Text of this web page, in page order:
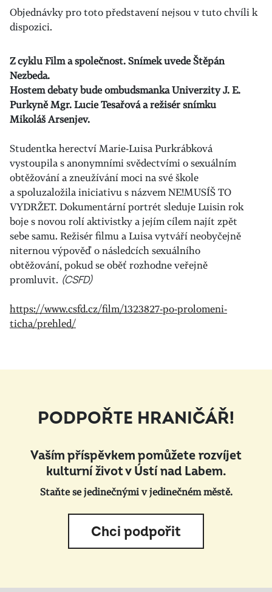
Objednávky pro toto představení nejsou v tuto chvíli k
dispozici.
Z cyklu Film a společnost. Snímek uvede Štěpán
Nezbeda.
Hostem debaty bude ombudsmanka Univerzity J. E.
Purkyně Mgr. Lucie Tesařová a režisér snímku
Mikoláš Arsenjev.
Studentka herectvíMarie-Luisa Purkrábková
vystoupila s anonymními svědectvími o sexuálním
obtěžování a zneužívání moci na své škole
a spoluzaložila iniciativu s názvem NE!MUSÍŠ TO
VYDRŽET. Dokumentární portrét sleduje Luisin rok
boje s novou rolí aktivistky a jejím cílem najít zpět
sebe samu. Režisér filmu a Luisa vytváří neobyčejně
niternou výpověď o následcích sexuálního
obtěžování, pokud se oběť rozhodne veřejně
promluvit. (CSFD)
https://www.csfd.cz/film/1323827-po-prolomeni-
ticha/prehled/
PODPOŘTE HRANIČÁŘ!
Vaším příspěvkem pomůžete rozvíjet
kulturní život v Ústí nad Labem.
Staňte se jedinečnými v jedinečném městě.
Chci podpořit